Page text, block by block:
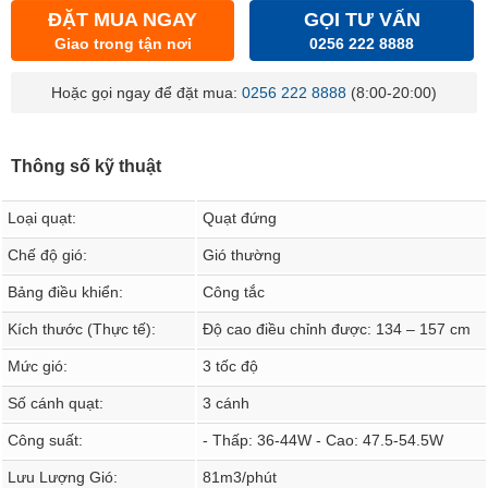
ĐẶT MUA NGAY
Giao trong tận nơi
GỌI TƯ VẤN
0256 222 8888
Hoặc gọi ngay để đặt mua: 0256 222 8888 (8:00-20:00)
Thông số kỹ thuật
Loại quạt: Quạt đứng
Chế độ gió: Gió thường
Bảng điều khiển: Công tắc
Kích thước (Thực tế): Độ cao điều chỉnh được: 134 – 157 cm
Mức gió: 3 tốc độ
Số cánh quạt: 3 cánh
Công suất: - Thấp: 36-44W - Cao: 47.5-54.5W
Lưu Lượng Gió: 81m3/phút